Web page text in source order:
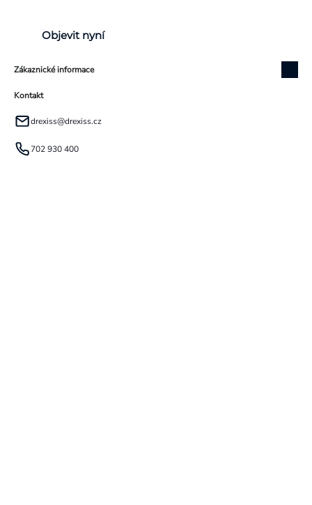
Objevit nyní
Zákaznické informace
Kontakt
drexiss@drexiss.cz
702 930 400